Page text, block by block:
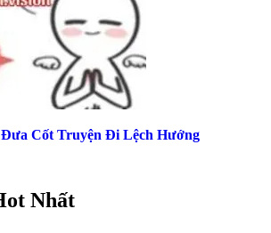
Cốt Truyện Đi Lệch Hướng
Nhất